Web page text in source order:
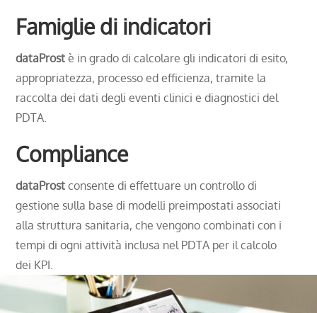
Famiglie di indicatori
dataProst è in grado di calcolare gli indicatori di esito,
appropriatezza, processo ed efficienza, tramite la
raccolta dei dati degli eventi clinici e diagnostici del
PDTA.
Compliance
dataProst consente di effettuare un controllo di
gestione sulla base di modelli preimpostati associati
alla struttura sanitaria, che vengono combinati con i
tempi di ogni attività inclusa nel PDTA per il calcolo
dei KPI.